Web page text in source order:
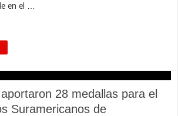
en el …
28 medallas para el
Suramericanos de